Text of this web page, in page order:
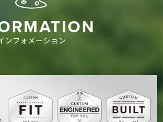
ンフォメーション